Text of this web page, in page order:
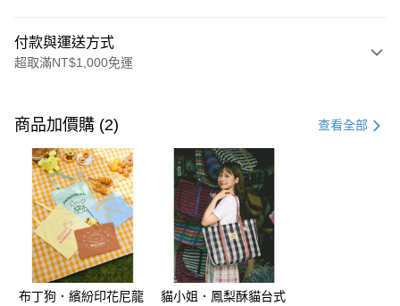
付款與運送方式
超取滿NT$1,000免運
信用卡一次付款
購物金
超商取貨付款
LINE Pay
街口支付
運送方式
商品加價購 (2) 查看全部
布丁狗．繽紛印花尼龍
貓小姐．鳳梨酥貓台式